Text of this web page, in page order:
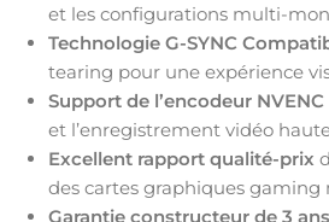
et les configurations multi-
Technologie G-SYNC
tearing pour une expérience
Support de l’encodeur NVENC
et l’enregistrement vidéo
Excellent rapport qualité-prix
des cartes graphiques
Garantie constructeur de 3 ans